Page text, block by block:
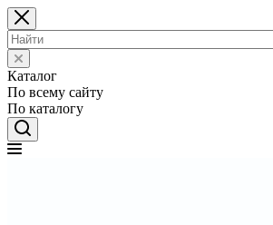
Каталог
По всему сайту
По каталогу